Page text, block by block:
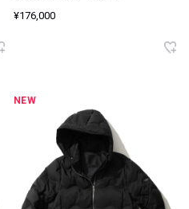
¥176,000
NEW